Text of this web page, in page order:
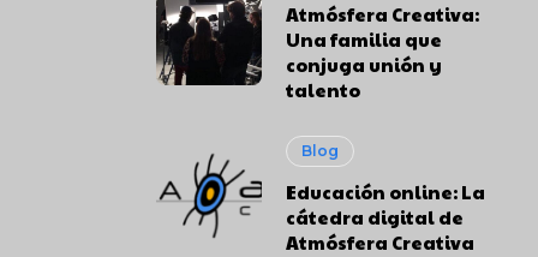
Atmósfera Creativa:
Una familia que
conjuga unión y
talento
Blog
Educación online: La
cátedra digital de
Atmósfera Creativa